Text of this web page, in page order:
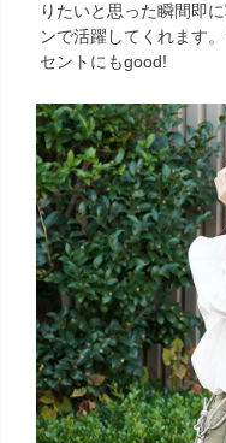
りたいと思った瞬間即
ンで活躍してくれます
セントにもgood!